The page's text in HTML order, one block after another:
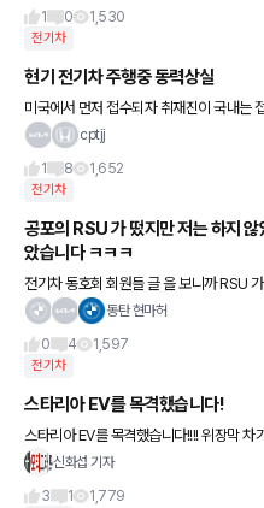
1
0 1,530
전기차
현기 전기차 주행중 동력상실
미국에서 먼저 접수되자 취재진이 국내는
하고 취재진 자료입수후에 말을 바꿨다고 보도내용이네요. 21년
cptjj
1
8 1,652
전기차
공포의 RSU 가 떴지만 저는 하지 않
았습니다 ㅋㅋㅋ
전기차 동호회 회원들 글 을 보니까 RSU
시더라구요ㅎㅎ 저는 안할겁니다 ㅋ
동탄 현마허
0
4 1,597
전기차
스타리아 EV를 목격했습니다!
스타리아 EV를 목격했습니다!!!! 위장막 차
고 다가갔는데 밑에 배기구가 없어서 놀랐습니다 앞쪽은 스타
신화섭 기자
3
1 1,779